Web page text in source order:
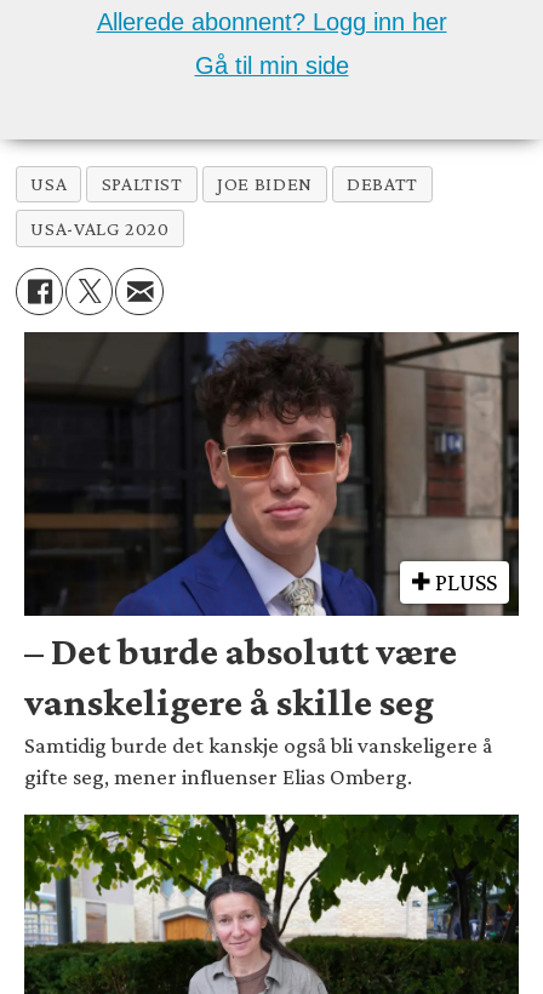
Allerede abonnent? Logg inn her
Gå til min side
USA SPALTIST JOE BIDEN DEBATT
USA-VALG 2020
PLUSS
– Det burde absolutt være
vanskeligere å skille seg
Samtidig burde det kanskje også bli vanskeligere å
gifte seg, mener influenser Elias Omberg.